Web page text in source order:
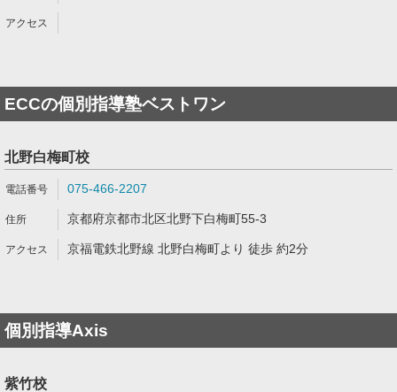
ECCの個別指導塾ベストワン
北野白梅町校
075-466-2207
京都府京都市北区北野下白梅町55-3
京福電鉄北野線 北野白梅町より 徒歩 約2分
個別指導Axis
紫竹校